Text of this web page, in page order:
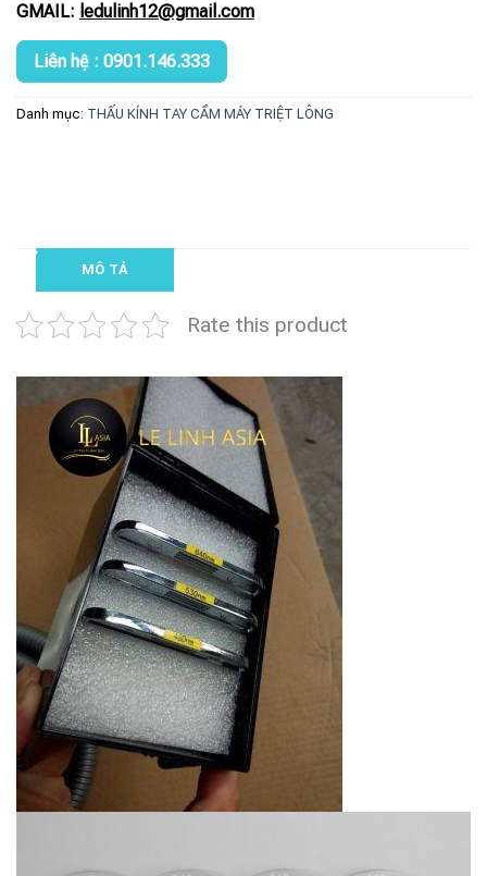
GMAIL: ledulinh12@gmail.com
Liên hệ : 0901.146.333
Danh mục: THẤU KÍNH TAY CẦM MÁY TRIỆT LÔNG
MÔ TẢ
Rate this product